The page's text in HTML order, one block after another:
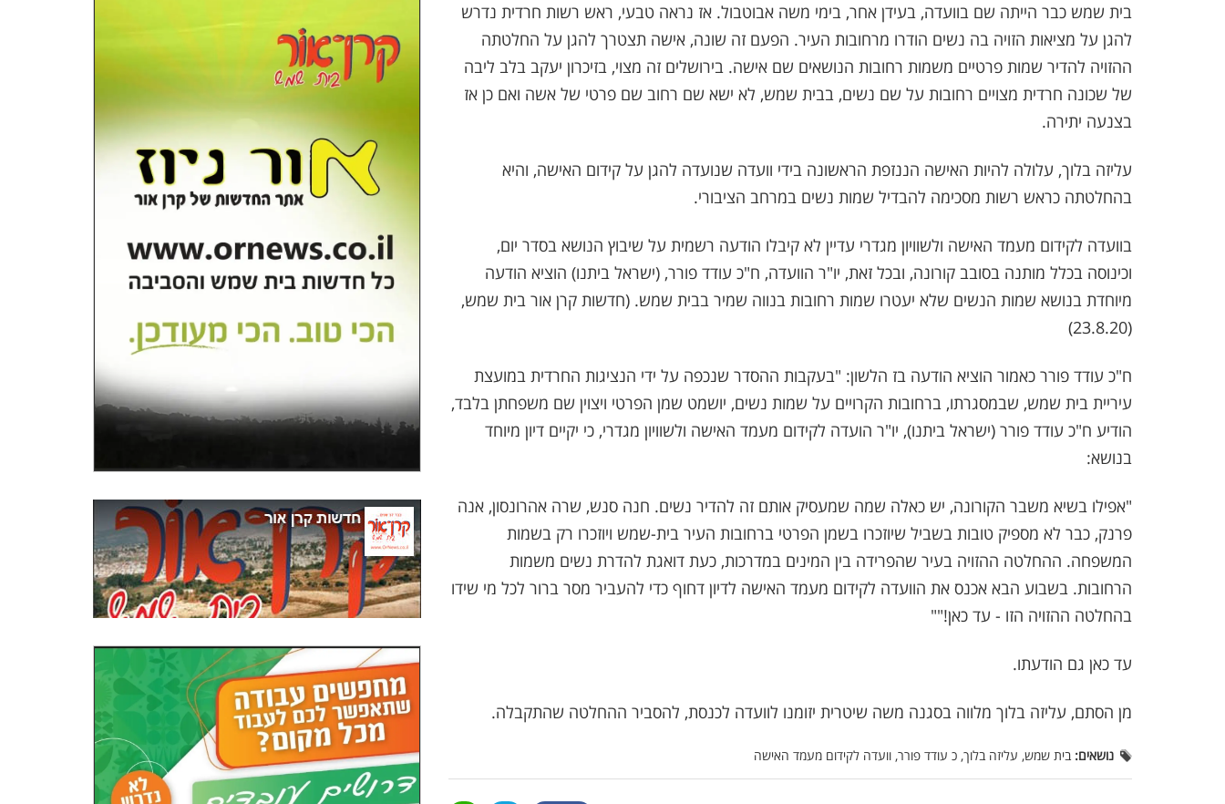
בית שמש כבר הייתה שם בוועדה, בעידן אחר, בימי משה אבוטבול. אז נראה טבעי, ראש רשות חרדית נדרש
להגן על מציאות הזויה בה נשים הודרו מרחובות העיר. הפעם זה שונה, אישה תצטרך להגן על החלטתה
ההזויה להדיר שמות פרטיים משמות רחובות הנושאים שם אישה. בירושלים זה מצוי, בזיכרון יעקב בלב ליבה
של שכונה חרדית מצויים רחובות על שם נשים, בבית שמש, לא ישא שם רחוב שם פרטי של אשה ואם כן אז
בצנעה יתירה.
עליזה בלוך, עלולה להיות האישה הננזפת הראשונה בידי וועדה שנועדה להגן על קידום האישה, והיא
בהחלטתה כראש רשות מסכימה להבדיל שמות נשים במרחב הציבורי.
בוועדה לקידום מעמד האישה ולשוויון מגדרי עדיין לא קיבלו הודעה רשמית על שיבוץ הנושא בסדר יום,
וכינוסה בכלל מותנה בסובב קורונה, ובכל זאת, יו"ר הוועדה, ח"כ עודד פורר, (ישראל ביתנו) הוציא הודעה
מיוחדת בנושא שמות הנשים שלא יעטרו שמות רחובות בנווה שמיר בבית שמש. (חדשות קרן אור בית שמש,
(23.8.20)
ח"כ עודד פורר כאמור הוציא הודעה בז הלשון: "בעקבות ההסדר שנכפה על ידי הנציגות החרדית במועצת
עיריית בית שמש, שבמסגרתו, ברחובות הקרויים על שמות נשים, יושמט שמן הפרטי ויצוין שם משפחתן בלבד,
הודיע ח"כ עודד פורר (ישראל ביתנו), יו"ר הועדה לקידום מעמד האישה ולשוויון מגדרי, כי יקיים דיון מיוחד
בנושא:
"אפילו בשיא משבר הקורונה, יש כאלה שמה שמעסיק אותם זה להדיר נשים. חנה סנש, שרה אהרונסון, אנה
פרנק, כבר לא מספיק טובות בשביל שיוזכרו בשמן הפרטי ברחובות העיר בית-שמש ויוזכרו רק בשמות
המשפחה. ההחלטה ההזויה בעיר שהפרידה בין המינים במדרכות, כעת דואגת להדרת נשים משמות
הרחובות. בשבוע הבא אכנס את הוועדה לקידום מעמד האישה לדיון דחוף כדי להעביר מסר ברור לכל מי שידו
בהחלטה ההזויה הזו - עד כאן!""
עד כאן גם הודעתו.
מן הסתם, עליזה בלוך מלווה בסגנה משה שיטרית יזומנו לוועדה לכנסת, להסביר ההחלטה שהתקבלה.
נושאים: בית שמש, עליזה בלוך, כ עודד פורר, וועדה לקידום מעמד האישה